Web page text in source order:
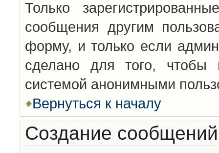
Только
сообщения другим
форму, и только если
сделано для того, чтобы
системой анонимными
Вернуться к началу
Создание сообщений